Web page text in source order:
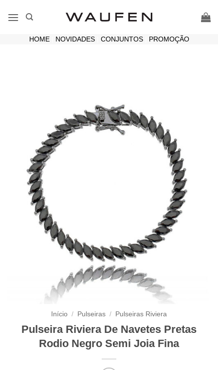
HOME| NOVIDADES| CONJUNTOS| PROMOÇÃO
Início / Pulseiras / Pulseiras Riviera
Pulseira Riviera De Navetes Pretas
Rodio Negro Semi Joia Fina